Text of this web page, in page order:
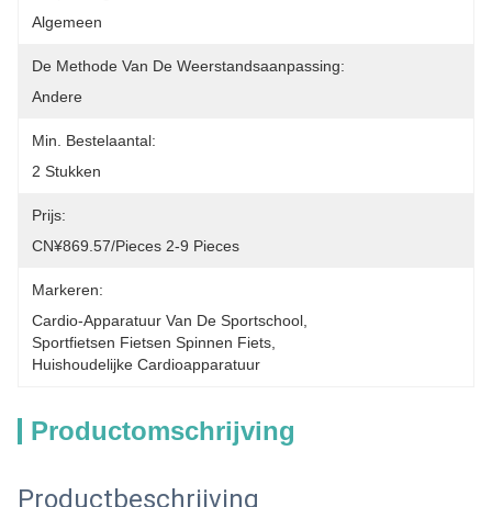
Algemeen
De Methode Van De Weerstandsaanpassing:
Andere
Min. Bestelaantal:
2 Stukken
Prijs:
CN¥869.57/pieces 2-9 Pieces
Markeren:
Cardio-Apparatuur Van De Sportschool
Sportfietsen Fietsen Spinnen Fiets
Huishoudelijke Cardioapparatuur
Productomschrijving
Productbeschrijving